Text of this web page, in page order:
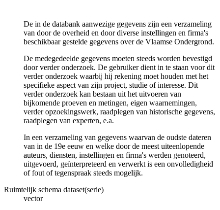
De in de databank aanwezige gegevens zijn een verzameling
van door de overheid en door diverse instellingen en firma's
beschikbaar gestelde gegevens over de Vlaamse Ondergrond.
De medegedeelde gegevens moeten steeds worden bevestigd
door verder onderzoek. De gebruiker dient in te staan voor dit
verder onderzoek waarbij hij rekening moet houden met het
specifieke aspect van zijn project, studie of interesse. Dit
verder onderzoek kan bestaan uit het uitvoeren van
bijkomende proeven en metingen, eigen waarnemingen,
verder opzoekingswerk, raadplegen van historische gegevens,
raadplegen van experten, e.a.
In een verzameling van gegevens waarvan de oudste dateren
van in de 19e eeuw en welke door de meest uiteenlopende
auteurs, diensten, instellingen en firma's werden genoteerd,
uitgevoerd, geïnterpreteerd en verwerkt is een onvolledigheid
of fout of tegenspraak steeds mogelijk.
Ruimtelijk schema dataset(serie)
vector